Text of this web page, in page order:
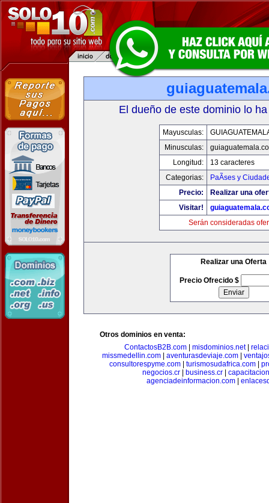
El dueño de este dominio lo
Mayusculas:
Minusculas:
Longitud:
13 caracteres
Categorias:
PaÃ­ses y
Precio:
Realizar una
Visitar!
Serán consideradas
Realizar una Oferta
Precio Ofrecido $
Otros dominios en venta:
ContactosB2B.com
misdominios.net|
missmedellin.com
aventurasdeviaje.com
consultorespyme.com| turismosudafrica.com|
negocios.cr| business.cr|
agenciadeinformacion.com